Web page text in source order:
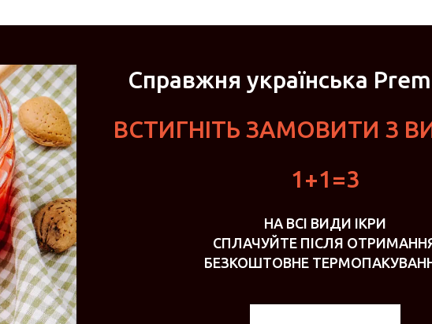
Справжня українська
ВСТИГНІТЬ ЗАМОВИТИ З
1+1=3
НА ВСІ ВИДИ ІКРИ
СПЛАЧУЙТЕ ПІСЛЯ
БЕЗКОШТОВНЕ